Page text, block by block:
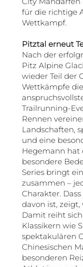
für die richtige
Wettkampf.
Pitztal erneut
Nach der
Pitz Alpine
wieder Teil der
Wettkämpfe
Trailrunning-
Rennen
Landschaften,
und eine
Hegemann hat
besondere
Series bringt
zusammen –
Charakter.
davon ist, zeigt,
Damit reiht
Klassikern wie
spektakulären
Chinesischen
besonderen